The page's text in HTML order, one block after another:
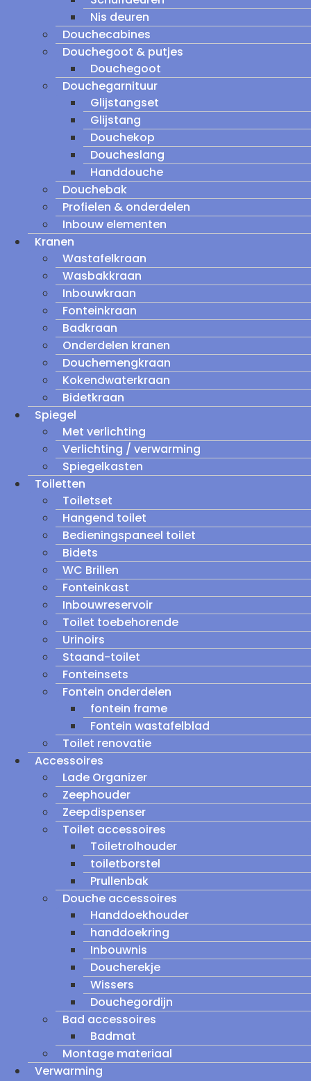
Nis deuren
Douchecabines
Douchegoot & putjes
Douchegoot
Douchegarnituur
Glijstangset
Glijstang
Douchekop
Doucheslang
Handdouche
Douchebak
Profielen & onderdelen
Inbouw elementen
Kranen
Wastafelkraan
Wasbakkraan
Inbouwkraan
Fonteinkraan
Badkraan
Onderdelen kranen
Douchemengkraan
Kokendwaterkraan
Bidetkraan
Spiegel
Met verlichting
Verlichting / verwarming
Spiegelkasten
Toiletten
Toiletset
Hangend toilet
Bedieningspaneel toilet
Bidets
WC Brillen
Fonteinkast
Inbouwreservoir
Toilet toebehorende
Urinoirs
Staand-toilet
Fonteinsets
Fontein onderdelen
fontein frame
Fontein wastafelblad
Toilet renovatie
Accessoires
Lade Organizer
Zeephouder
Zeepdispenser
Toilet accessoires
Toiletrolhouder
toiletborstel
Prullenbak
Douche accessoires
Handdoekhouder
handdoekring
Inbouwnis
Doucherekje
Wissers
Douchegordijn
Bad accessoires
Badmat
Montage materiaal
Verwarming